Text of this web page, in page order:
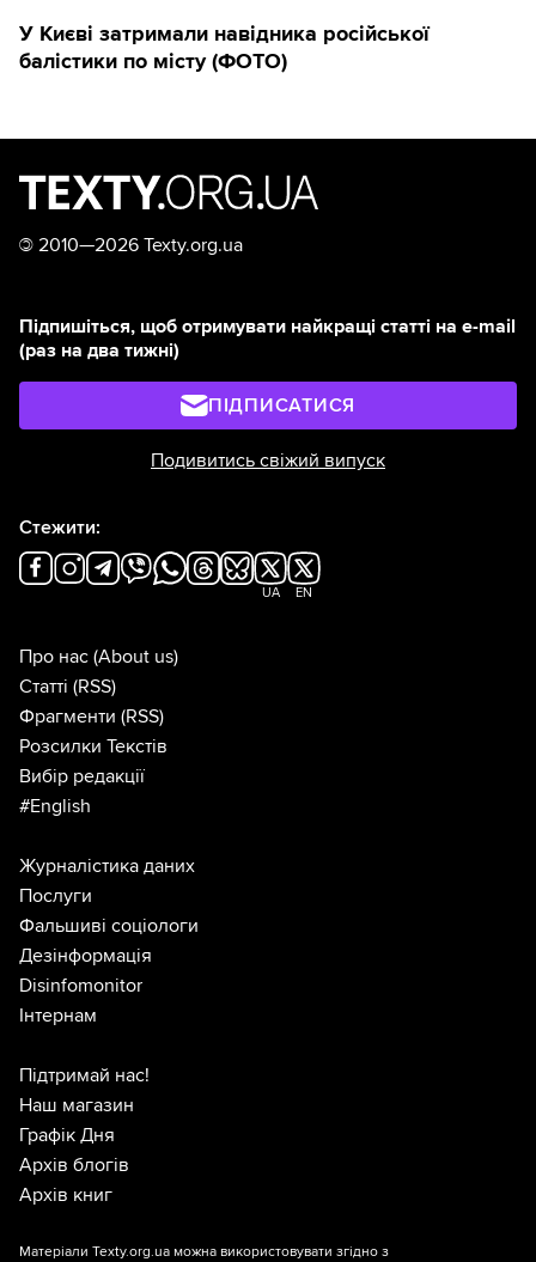
У Києві затримали навідника російської
балістики по місту (ФОТО)
© 2010—2026 Texty.org.ua
Підпишіться, щоб отримувати найкращі статті на e-mail
(раз на два тижні)
ПІДПИСАТИСЯ
Подивитись свіжий випуск
Стежити:
UA EN
Про нас (About us)
Статті (RSS)
Фрагменти (RSS)
Розсилки Текстів
Вибір редакції
#English
Журналістика даних
Послуги
Фальшиві соціологи
Дезінформація
Disinfomonitor
Інтернам
Підтримай нас!
Наш магазин
Графік Дня
Архів блогів
Архів книг
Матеріали Texty.org.ua можна використовувати згідно з